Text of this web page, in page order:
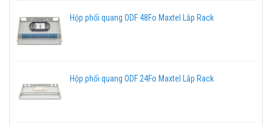
Hộp phối quang ODF 48Fo Maxtel Lắp Rack
Hộp phối quang ODF 24Fo Maxtel Lắp Rack